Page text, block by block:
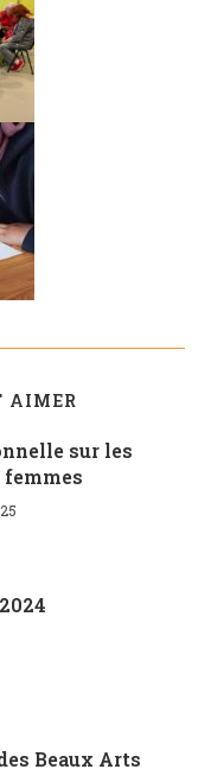
AIMER
sur les
Beaux Arts